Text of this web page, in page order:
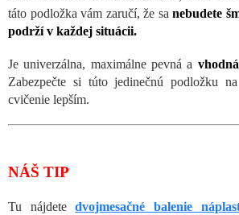
táto podložka vám zaručí, že sa nebudete
podrží v každej situácii.
Je univerzálna, maximálne pevná a
Zabezpečte si túto jedinečnú podložku
cvičenie lepším.
NÁŠ TIP
Tu nájdetedvojmesačné balenie